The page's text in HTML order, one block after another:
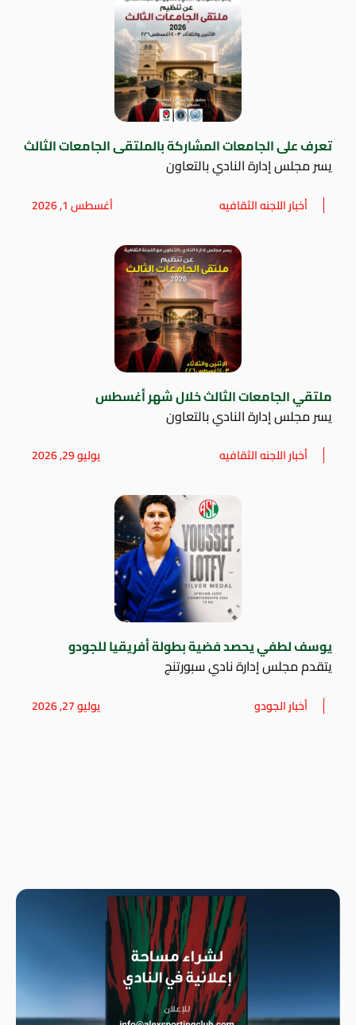
تعرف على الجامعات المشاركة بالملتقى الجامعات الثالث
يسر مجلس إدارة النادي بالتعاون
أخبار اللجنه الثقافيه أغسطس 1, 2026
ملتقي الجامعات الثالث خلال شهر أغسطس
يسر مجلس إدارة النادي بالتعاون
أخبار اللجنه الثقافيه يوليو 29, 2026
يوسف لطفي يحصد فضية بطولة أفريقيا للجودو
يتقدم مجلس إدارة نادي سبورتنج
أخبار الجودو يوليو 27, 2026